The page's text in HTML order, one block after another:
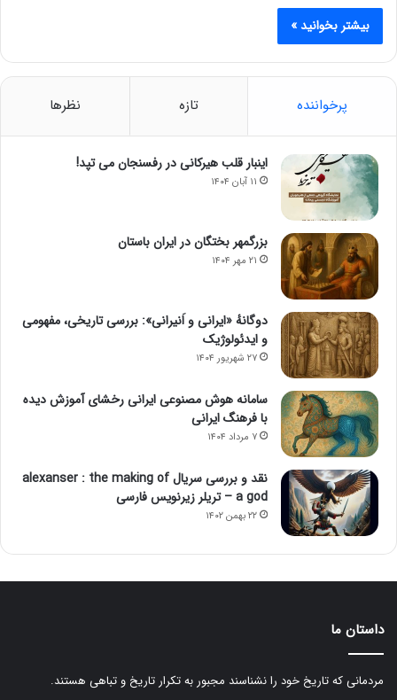
بیشتر بخوانید »
پرخواننده تازه نظرها
اینبار قلب هیرکانی در رفسنجان می تپد!
۱۱ آبان ۱۴۰۴
بزرگمهر بختگان در ایران باستان
۲۱ مهر ۱۴۰۴
دوگانهٔ «ایرانی و اَنیرانی»: بررسی تاریخی، مفهومی
و ایدئولوژیک
۲۷ شهریور ۱۴۰۴
سامانه هوش مصنوعی ایرانی رخشای آموزش دیده
با فرهنگ ایرانی
۷ مرداد ۱۴۰۴
نقد و بررسی سریال alexanser : the making of
a god – تریلر زیرنویس فارسی
۲۲ بهمن ۱۴۰۲
داستان ما
مردمانی که تاریخ خود را نشناسند مجبور به تکرار تاریخ و تباهی هستند.